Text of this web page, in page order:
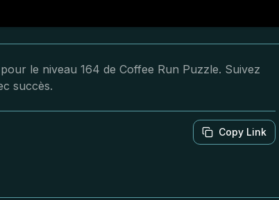
le niveau 164 de Coffee Run Puzzle. Suivez
succès.
Copy Link